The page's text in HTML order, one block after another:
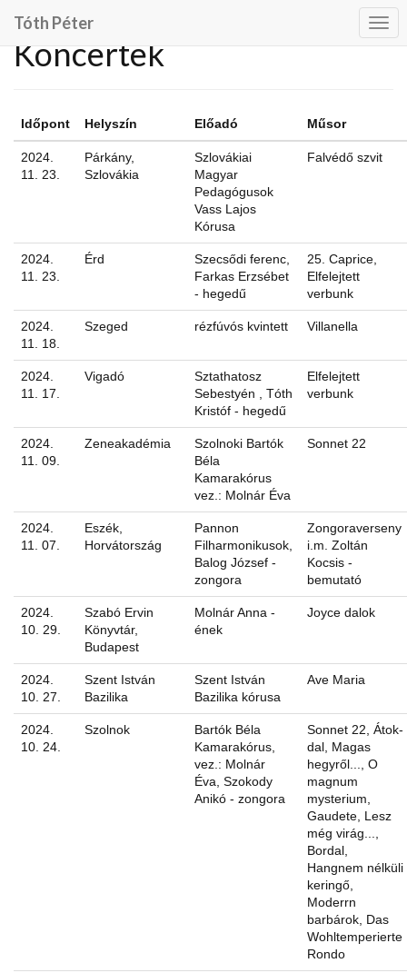
Tóth Péter
Koncertek
Időpont Helyszín Előadó Műsor
2024.
11. 23.
Párkány,
Szlovákia
Szlovákiai
Magyar
Pedagógusok
Vass Lajos
Kórusa
Falvédő szvit
2024.
11. 23.
Érd
Szecsődi ferenc,
Farkas Erzsébet
- hegedű
25. Caprice,
Elfelejtett
verbunk
2024.
11. 18.
Szeged rézfúvós kvintett Villanella
2024.
11. 17.
Vigadó
Sztathatosz
Sebestyén , Tóth
Kristóf - hegedű
Elfelejtett
verbunk
2024.
11. 09.
Zeneakadémia
Szolnoki Bartók
Béla
Kamarakórus
vez.: Molnár Éva
Sonnet 22
2024.
11. 07.
Eszék,
Horvátország
Pannon
Filharmonikusok,
Balog József -
zongora
Zongoraverseny
i.m. Zoltán
Kocsis -
bemutató
2024.
10. 29.
Szabó Ervin
Könyvtár,
Budapest
Molnár Anna -
ének
Joyce dalok
2024.
10. 27.
Szent István
Bazilika
Szent István
Bazilika kórusa
Ave Maria
2024.
10. 24.
Szolnok
Bartók Béla
Kamarakórus,
vez.: Molnár
Éva, Szokody
Anikó - zongora
Sonnet 22, Átok-
dal, Magas
hegyről..., O
magnum
mysterium,
Gaudete, Lesz
még virág...,
Bordal,
Hangnem nélküli
keringő,
Moderrn
barbárok, Das
Wohltemperierte
Rondo